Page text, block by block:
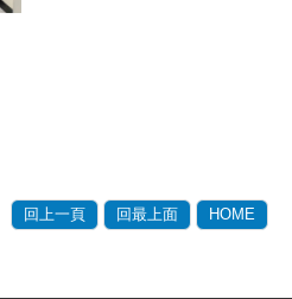
回上一頁 回最上面 HOME